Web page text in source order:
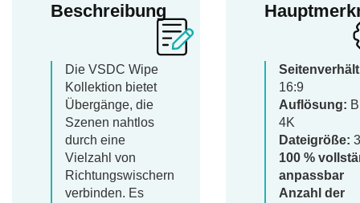
Beschreibung
Die VSDC Wipe
Kollektion bietet
Übergänge, die
Szenen nahtlos
durch eine
Vielzahl von
Richtungswischern
verbinden. Es
16:9
Auflösung:
4K
Dateigröße:
100 %
anpassbar
Anzahl der